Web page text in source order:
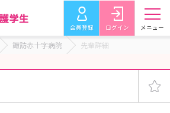
会員登録 ログイン メニュー
諏訪赤十字病院 先輩詳細